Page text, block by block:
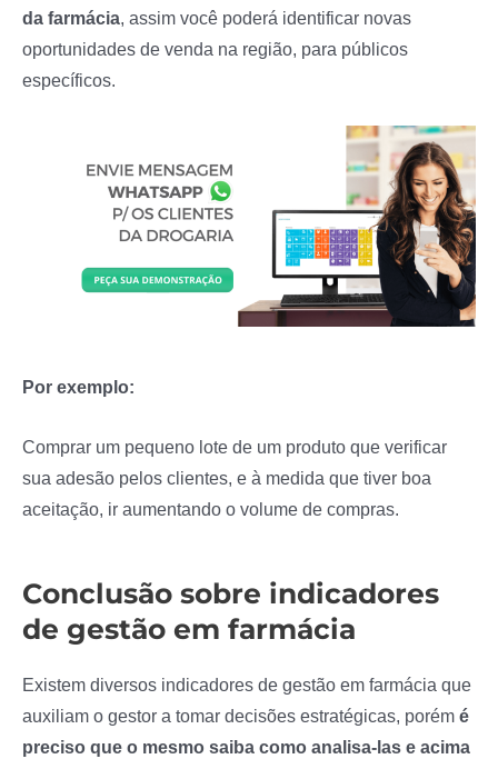
da farmácia, assim você poderá identificar novas
oportunidades de venda na região, para públicos
específicos.
Por exemplo:
Comprar um pequeno lote de um produto que verificar
sua adesão pelos clientes, e à medida que tiver boa
aceitação, ir aumentando o volume de compras.
Conclusão sobre indicadores
de gestão em farmácia
Existem diversos indicadores de gestão em farmácia que
auxiliam o gestor a tomar decisões estratégicas, porém é
preciso que o mesmo saiba como analisa-las e acima